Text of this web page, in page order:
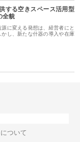
する空きスペース活用型
全貌
に変える発想は、経営者にと
し、新たな什器の導入や在庫
ついて